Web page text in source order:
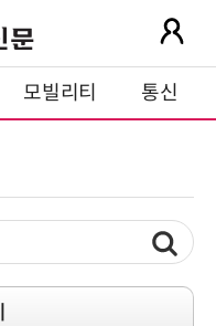
모빌리티 통신